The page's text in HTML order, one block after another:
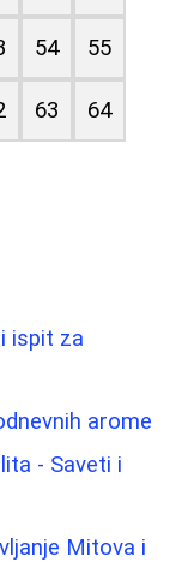
54 55
63 64
ispit za
arome
- Saveti i
Mitova i